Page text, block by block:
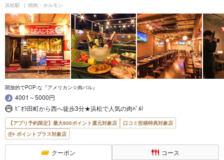
浜松駅 焼肉・ホルモン
開放的でPOP-な『アメリカン☆肉バル』
4001～5000円
ﾋﾞｵﾗ田町から西へ徒歩3分★浜松で人気の肉ﾊﾞﾙ!
【アプリ予約限定】最大800ポイント還元対象店
口コミ投稿特典対象店
ポイントプラス対象店
クーポン コース